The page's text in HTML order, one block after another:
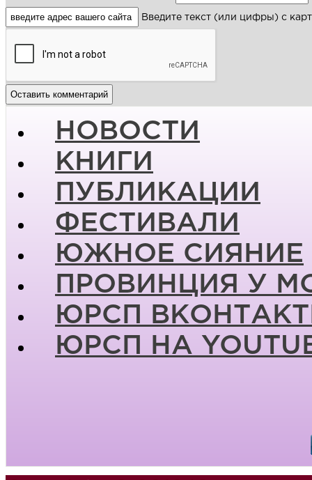
Введите текст (или цифры) с
НОВОСТИ
КНИГИ
ПУБЛИКАЦИИ
ФЕСТИВАЛИ
ЮЖНОЕ СИЯНИЕ
ПРОВИНЦИЯ У
ЮРСП
ЮРСП НА